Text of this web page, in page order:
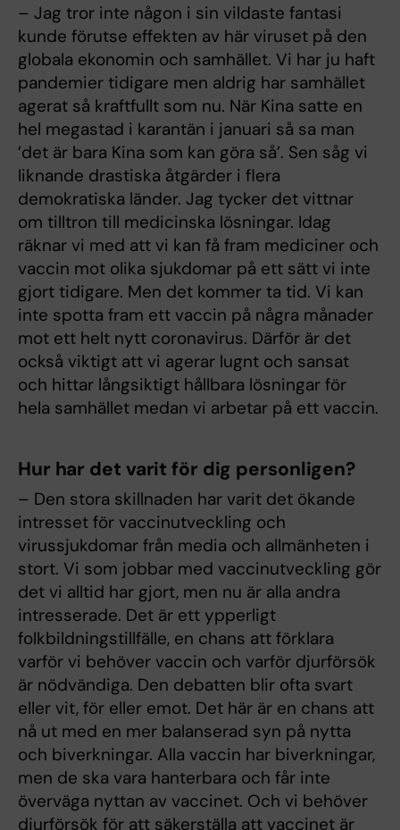
– Jag tror inte någon i sin vildaste fantasi
kunde förutse effekten av här viruset på den
globala ekonomin och samhället. Vi har ju haft
pandemier tidigare men aldrig har samhället
agerat så kraftfullt som nu. När Kina satte en
hel megastad i karantän i januari så sa man
’det är bara Kina som kan göra så’. Sen såg vi
liknande drastiska åtgärder i flera
demokratiska länder. Jag tycker det vittnar
om tilltron till medicinska lösningar. Idag
räknar vi med att vi kan få fram mediciner och
vaccin mot olika sjukdomar på ett sätt vi inte
gjort tidigare. Men det kommer ta tid. Vi kan
inte spotta fram ett vaccin på några månader
mot ett helt nytt coronavirus. Därför är det
också viktigt att vi agerar lugnt och sansat
och hittar långsiktigt hållbara lösningar för
hela samhället medan vi arbetar på ett vaccin.
Hur har det varit för dig personligen?
– Den stora skillnaden har varit det ökande
intresset för vaccinutveckling och
virussjukdomar från media och allmänheten i
stort. Vi som jobbar med vaccinutveckling gör
det vi alltid har gjort, men nu är alla andra
intresserade. Det är ett ypperligt
folkbildningstillfälle, en chans att förklara
varför vi behöver vaccin och varför djurförsök
är nödvändiga. Den debatten blir ofta svart
eller vit, för eller emot. Det här är en chans att
nå ut med en mer balanserad syn på nytta
och biverkningar. Alla vaccin har biverkningar,
men de ska vara hanterbara och får inte
överväga nyttan av vaccinet. Och vi behöver
djurförsök för att säkerställa att vaccinet är